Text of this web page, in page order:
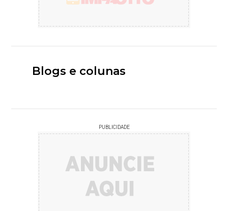
Blogs e colunas
PUBLICIDADE